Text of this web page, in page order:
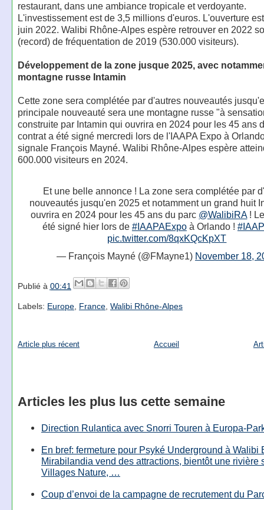
restaurant, dans une ambiance tropicale et verdoyante.
L'investissement est de 3,5 millions d'euros. L'ouverture
juin 2022. Walibi Rhône-Alpes espère retrouver en 2022
(record) de fréquentation de 2019 (530.000 visiteurs).
Développement de la zone jusque 2025, avec
montagne russe Intamin
Cette zone sera complétée par d'autres nouveautés
principale nouveauté sera une montagne russe "à
construite par Intamin qui ouvrira en 2024 pour les 45 ans
contrat a été signé mercredi lors de l'IAAPA Expo à
signale François Mayné. Walibi Rhône-Alpes espère
600.000 visiteurs en 2024.
Et une belle annonce ! La zone sera complétée par
nouveautés jusqu'en 2025 et notamment un grand huit
ouvrira en 2024 pour les 45 ans du parc @WalibiRA!
été signé hier lors de #IAAPAExpoà Orlando !
pic.twitter.com/8qxKQcKpXT
— François Mayné (@FMayne1) November 18,
Publié à 00:41
Labels: Europe, France, Walibi Rhône-Alpes
Article plus récent Accueil
Articles les plus lus cette semaine
Direction Rulantica avec Snorri Touren à Europa-
En bref: fermeture pour Psyké Underground à Walibi
Mirabilandia vend des attractions, bientôt une rivière
Villages Nature, …
Coup d’envoi de la campagne de recrutement du